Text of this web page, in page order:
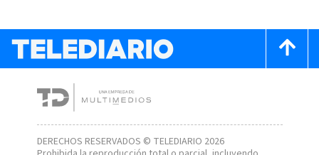
DERECHOS RESERVADOS © TELEDIARIO 2026